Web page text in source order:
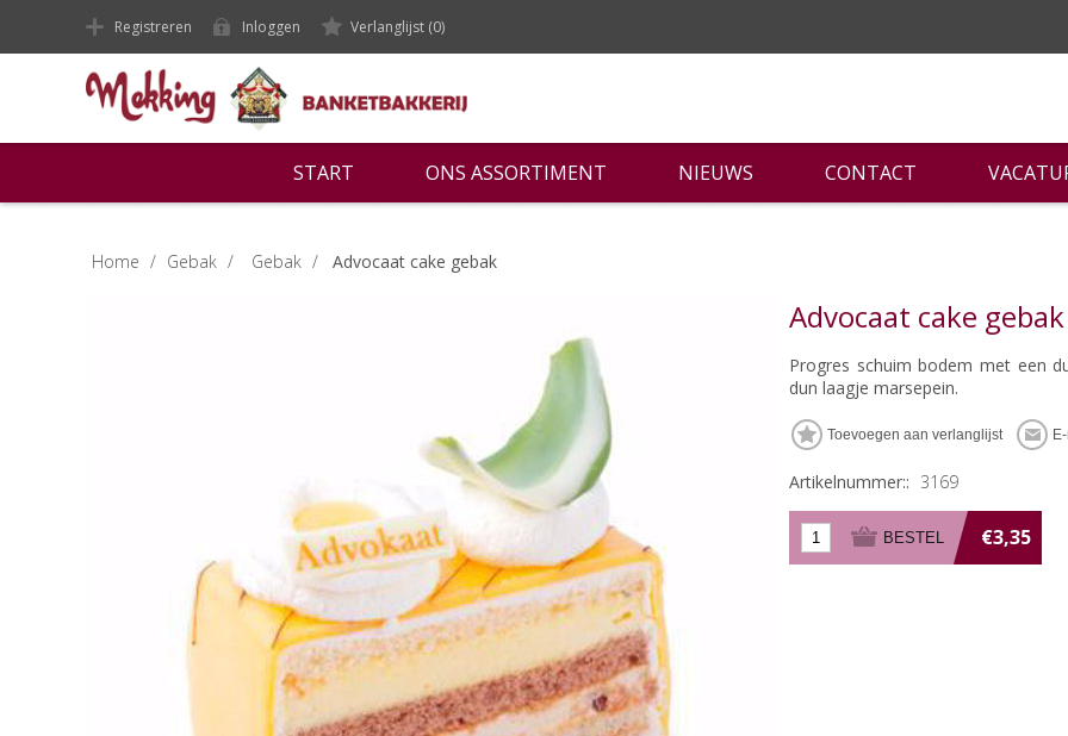
Registreren Inloggen Verlanglijst (0)
START ONS ASSORTIMENT NIEUWS CONTACT
Home / Gebak / Gebak / Advocaat cake gebak
Advocaat cake gebak
Progres schuim bodem met een
dun laagje marsepein.
Artikelnummer:: 3169
€3,35